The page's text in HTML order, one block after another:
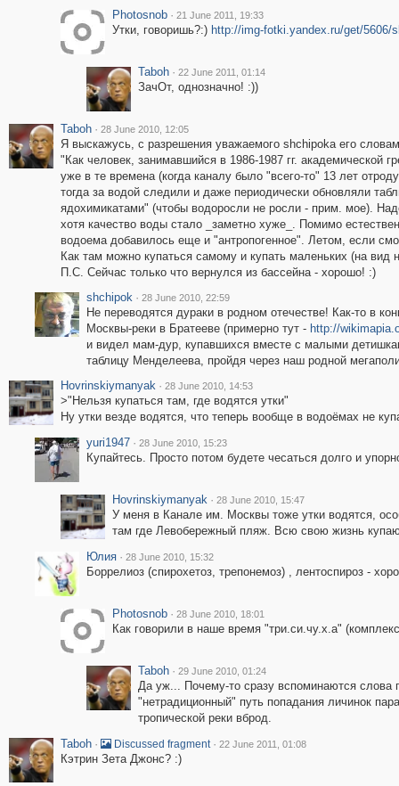
Photosnob · 21 June 2011, 19:33
Утки, говоришь?:) http://img-fotki.yandex.ru/get/5606/
Taboh · 22 June 2011, 01:14
ЗачОт, однозначно! :))
Taboh · 28 June 2010, 12:05
Я выскажусь, с разрешения уважаемого shchipokа его
"Как человек, занимавшийся в 1986-1987 гг.
уже в те времена (когда каналу было "всего-то" 13 лет
тогда за водой следили и даже периодически обновляли
ядохимикатами" (чтобы водоросли не росли - прим. мое).
хотя качество воды стало _заметно хуже_. Помимо
водоема добавилось еще и "антропогенное". Летом, если
Как там можно купаться самому и купать маленьких (на
П.С. Сейчас только что вернулся из бассейна - хорошо! :)
shchipok · 28 June 2010, 22:59
Не переводятся дураки в родном отечестве! Как-то в
Москвы-реки в Братееве (примерно тут - http://
и видел мам-дур, купавшихся вместе с малыми
таблицу Менделеева, пройдя через наш родной
Hovrinskiymanyak · 28 June 2010, 14:53
>"Нельзя купаться там, где водятся утки"
Ну утки везде водятся, что теперь вообще в водоёмах не
yuri1947 · 28 June 2010, 15:23
Купайтесь. Просто потом будете чесаться долго и
Hovrinskiymanyak · 28 June 2010, 15:47
У меня в Канале им. Москвы тоже утки водятся,
там где Левобережный пляж. Всю свою жизнь
Юлия · 28 June 2010, 15:32
Боррелиоз (спирохетоз, трепонемоз) , лентоспироз -
Photosnob · 28 June 2010, 18:01
Как говорили в наше время "три.си.чу.х.а"
Taboh · 29 June 2010, 01:24
Да уж... Почему-то сразу вспоминаются слова
"нетрадиционный" путь попадания личинок
тропической реки вброд.
Taboh · Discussed fragment · 22 June 2011, 01:08
Кэтрин Зета Джонс? :)